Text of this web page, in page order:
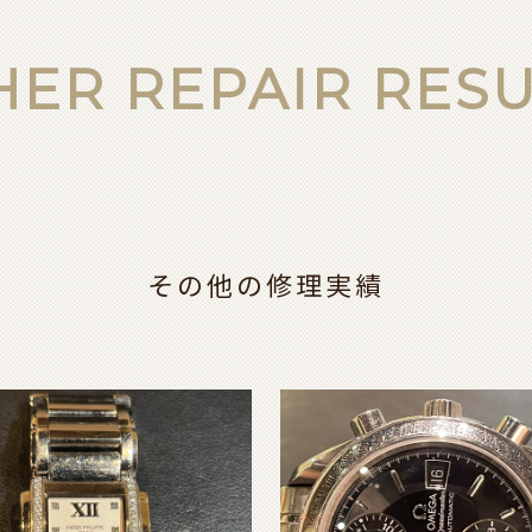
REPAIR
その他の修理実績